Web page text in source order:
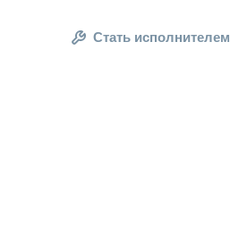
Стать исполнителем